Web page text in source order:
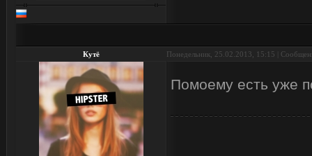
Кутё Понедельник, 25.02.2013, 15:15 |
Помоему есть уже